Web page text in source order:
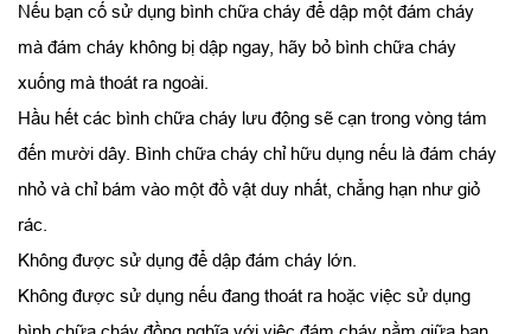
Nếu bạn cố sử dụng bình chữa cháy để dập một đám cháy
mà đám cháy không bị dập ngay, hãy bỏ bình chữa cháy
xuống mà thoát ra ngoài.
Hầu hết các bình chữa cháy lưu động sẽ cạn trong vòng tám
đến mười dây. Bình chữa cháy chỉ hữu dụng nếu là đám cháy
nhỏ và chỉ bám vào một đồ vật duy nhất, chẳng hạn như giỏ
rác.
Không được sử dụng để dập đám cháy lớn.
Không được sử dụng nếu đang thoát ra hoặc việc sử dụng